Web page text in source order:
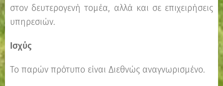
στον δευτερογενή τομέα, αλλά και σε επιχειρήσεις
υπηρεσιών.
Ισχύς
Το παρών πρότυπο είναι Διεθνώς αναγνωρισμένο.